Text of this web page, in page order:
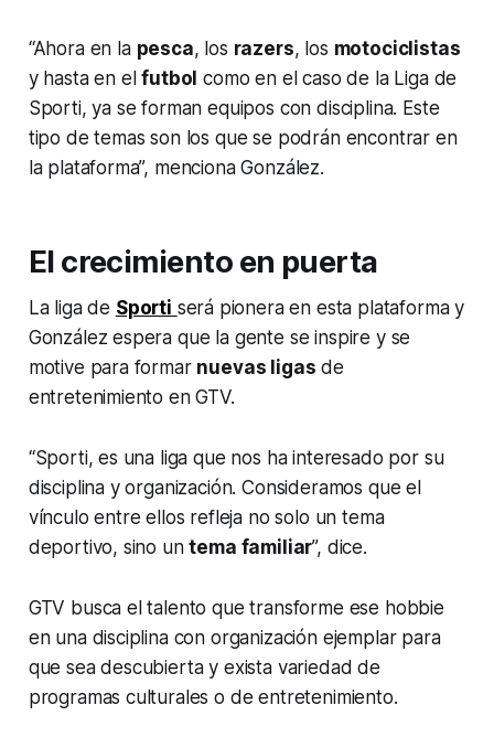
“Ahora en la pesca, los razers, los motociclistas
y hasta en elfutbol como en el caso de la Liga de
Sporti, ya se forman equipos con disciplina. Este
tipo de temas son los que se podrán encontrar en
la plataforma”, menciona González.
El crecimiento en puerta
La liga de Sporti será pionera en esta plataforma y
González espera que la gente se inspire y se
motive para formar nuevas ligas de
entretenimiento en GTV.
“Sporti, es una liga que nos ha interesado por su
disciplina y organización. Consideramos que el
vínculo entre ellos refleja no solo un tema
deportivo, sino untema familiar”, dice.
GTV busca el talento que transforme ese hobbie
en una disciplina con organización ejemplar para
que sea descubierta y exista variedad de
programas culturales o de entretenimiento.